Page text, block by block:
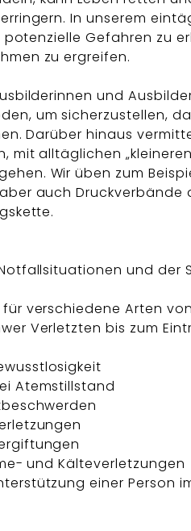
In unserem
potenzielle Gefahren zu
zu ergreifen.
und
um sicherzustellen,
Darüber hinaus
mit alltäglichen
Wir üben zum
auch Druckverbände
und der
verschiedene Arten
Verletzten bis zum
Atemstillstand
und Kälteverletzungen
einer Person